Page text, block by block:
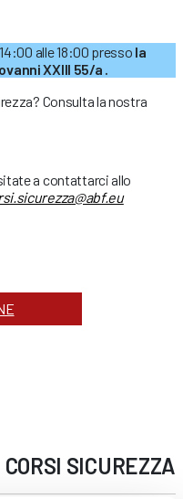
alle 18:00 presso la
XXIII 55/a .
Consulta la nostra
a contattarci allo
CORSI SICUREZZA